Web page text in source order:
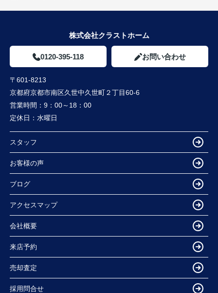
株式会社クラストホーム
0120-395-118 お問い合わせ
〒601-8213
京都府京都市南区久世中久世町２丁目60-6
営業時間： 9：00～18：00
定休日： 水曜日
スタッフ
お客様の声
ブログ
アクセスマップ
会社概要
来店予約
売却査定
採用問合せ